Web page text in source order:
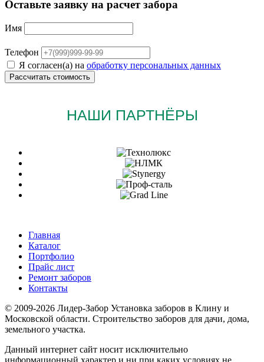
Оставьте заявку на расчет забора
Имя
Телефон
Я согласен(а) на обработку персональных данных
НАШИ ПАРТНЁРЫ
Главная
Каталог
Портфолио
Прайс лист
Ремонт заборов
Контакты
© 2009-2026 Лидер-Забор Установка заборов в Клину и
Московской области. Строительство заборов для дачи, дома,
земельного участка.
Данный интернет сайт носит исключительно
информационный характер и ни при каких условиях не